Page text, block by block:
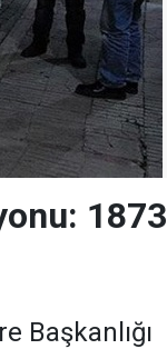
1873
Başkanlığı